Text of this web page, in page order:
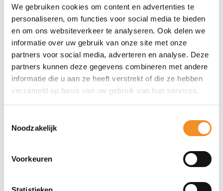
We gebruiken cookies om content en advertenties te
personaliseren, om functies voor social media te bieden
en om ons websiteverkeer te analyseren. Ook delen we
informatie over uw gebruik van onze site met onze
partners voor social media, adverteren en analyse. Deze
partners kunnen deze gegevens combineren met andere
informatie die u aan ze heeft verstrekt of die ze hebben
verzameld op basis van uw gebruik van hun services.
Noodzakelijk
Voorkeuren
0190198383198, 0190198383570
Direct erbij bestellen